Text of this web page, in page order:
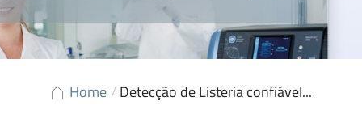
Home /Detecção de Listeria confiável...